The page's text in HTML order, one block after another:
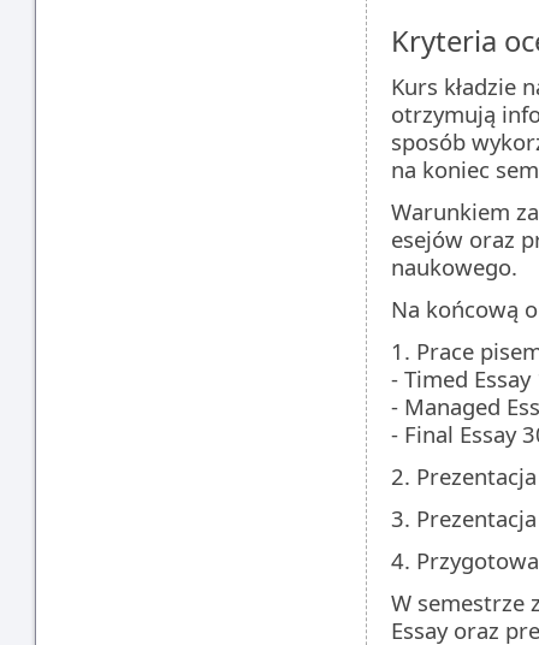
Kryteria
Kurs kładzie
otrzymują
sposób
na koniec
Warunkiem
esejów oraz
naukowego.
Na końcową
1. Prace
- Timed Essay
- Managed
- Final Essay
2.
3.
4.
W semestrze
Essay oraz